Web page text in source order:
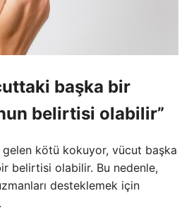
başka bir
belirtisi olabilir”
gelen kötü kokuyor, vücut başka
belirtisi olabilir. Bu nedenle,
desteklemek için